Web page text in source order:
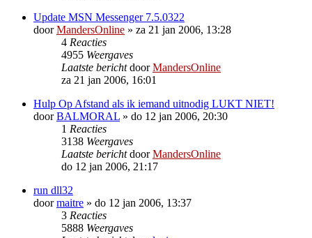
Update MSN Messenger 7.5.0322
doorMandersOnline » za 21 jan 2006, 13:28
4 Reacties
4955 Weergaves
Laatste berichtdoorMandersOnline
za 21 jan 2006, 16:01
Hulp Op Afstand als ik iemand uitnodig LUKT NIET!
doorBALMORAL » do 12 jan 2006, 20:30
1 Reacties
3138 Weergaves
Laatste berichtdoorMandersOnline
do 12 jan 2006, 21:17
run dll32
doormaitre » do 12 jan 2006, 13:37
3 Reacties
5888 Weergaves